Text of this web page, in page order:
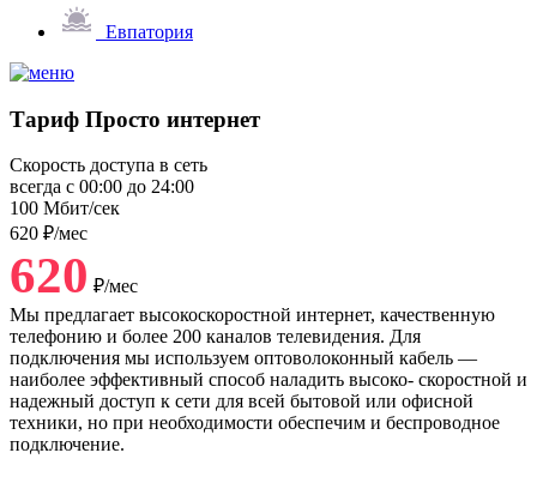
Евпатория
Тариф Просто интернет
Скорость доступа в сеть
всегда с 00:00 до 24:00
100 Мбит/сек
620 ₽/мес
620 ₽/мес
Мы предлагает высокоскоростной интернет, качественную
телефонию и более 200 каналов телевидения. Для
подключения мы используем оптоволоконный кабель —
наиболее эффективный способ наладить высоко- скоростной и
надежный доступ к сети для всей бытовой или офисной
техники, но при необходимости обеспечим и беспроводное
подключение.